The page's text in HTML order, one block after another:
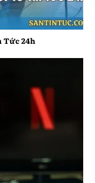
Từ Tin Tức 24h
Tức 24h